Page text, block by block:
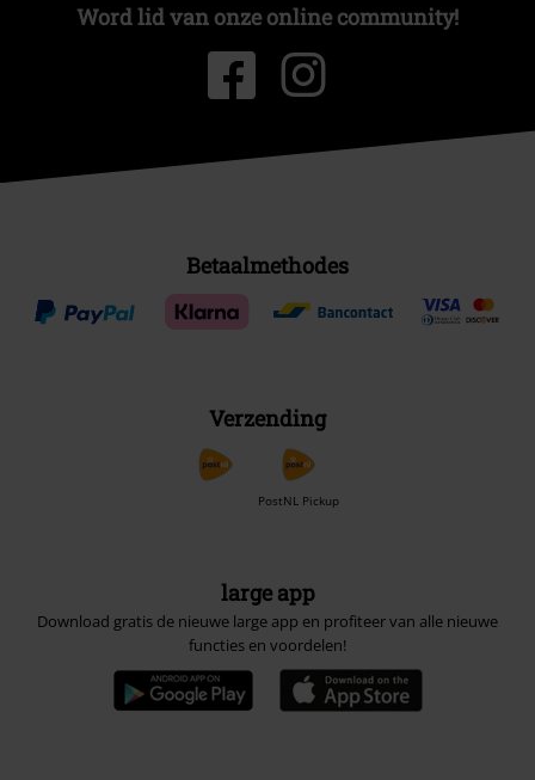
Word lid van onze online community!
Betaalmethodes
Verzending
PostNL Pickup
large app
Download gratis de nieuwe large app en profiteer van alle nieuwe
functies en voordelen!